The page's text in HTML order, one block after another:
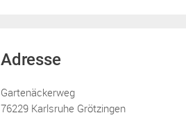
Adresse
Gartenäckerweg
76229 Karlsruhe Grötzingen